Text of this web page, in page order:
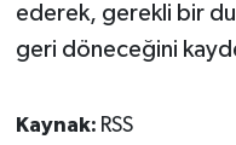
ederek, gerekli bir
geri döneceğini
Kaynak: RSS